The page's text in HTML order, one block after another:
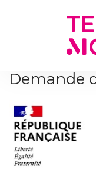
Demande